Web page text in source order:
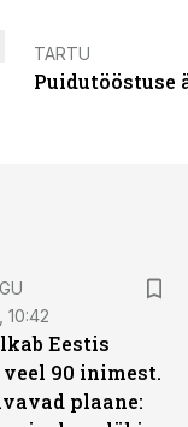
TARTU
Puidutööstuse
10:42
Eestis
90 inimest.
plaane: